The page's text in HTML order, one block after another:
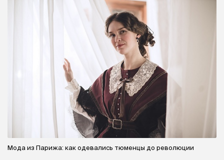
Мода из Парижа: как одевались тюменцы до революции